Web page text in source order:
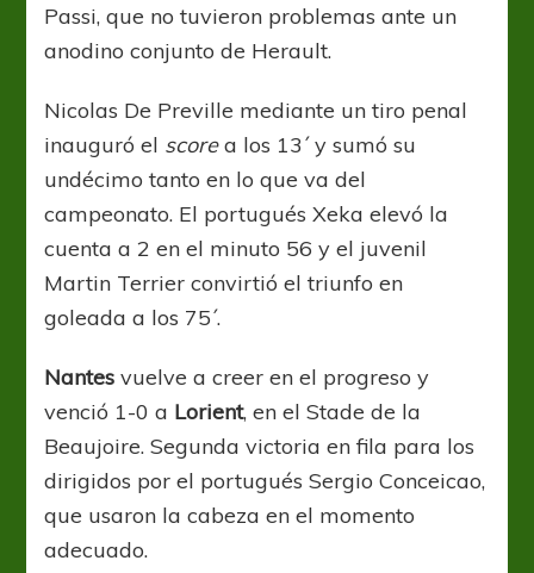
Passi, que no tuvieron problemas ante un
anodino conjunto de Herault.
Nicolas De Preville mediante un tiro penal
inauguró el scorea los 13´ y sumó su
undécimo tanto en lo que va del
campeonato. El portugués Xeka elevó la
cuenta a 2 en el minuto 56 y el juvenil
Martin Terrier convirtió el triunfo en
goleada a los 75´.
Nantes vuelve a creer en el progreso y
venció 1-0 a Lorient, en el Stade de la
Beaujoire. Segunda victoria en fila para los
dirigidos por el portugués Sergio Conceicao,
que usaron la cabeza en el momento
adecuado.